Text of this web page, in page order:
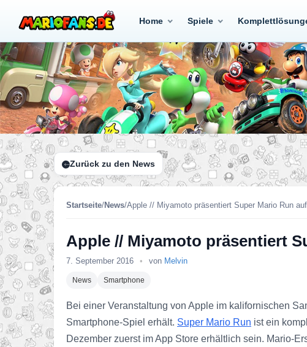
Home Spiele
Zurück zu den News
Startseite/News/Apple // Miyamoto präsentiert Super Mario Run
Apple // Miyamoto präsentiert
7. September 2016 • von Melvin
News Smartphone
Bei einer Veranstaltung von Apple im kalifornischen
Smartphone-Spiel erhält. Super Mario Run ist ein
Dezember zuerst im App Store erhältlich sein. Mario-